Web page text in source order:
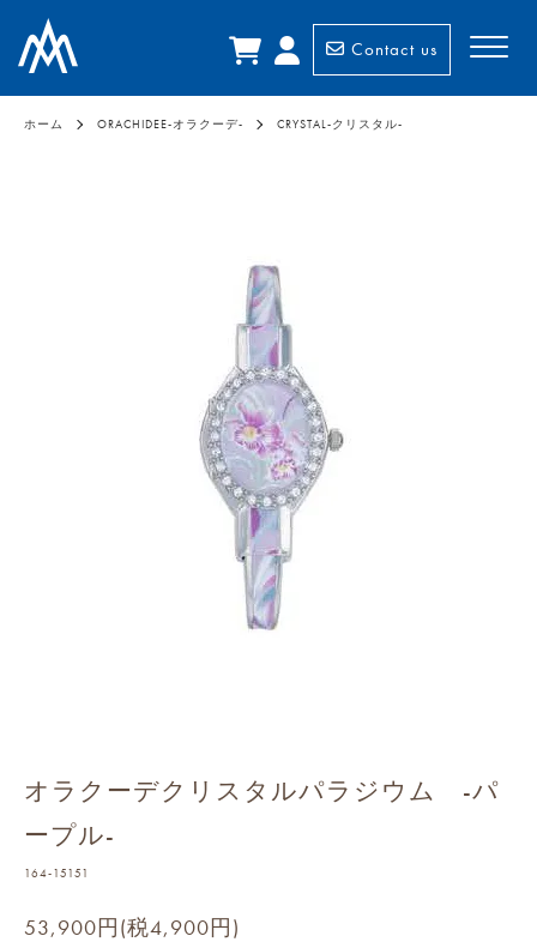
Contact us
ホーム ORACHIDEE-オラクーデ- CRYSTAL-クリスタル-
オラクーデクリスタルパラジウム -パ
ープル-
164-15151
53,900円(税4,900円)